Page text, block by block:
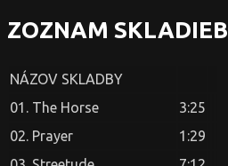
ZOZNAM SKLADIEB
NÁZOV SKLADBY
01. The Horse
3:25
02. Prayer
1:29